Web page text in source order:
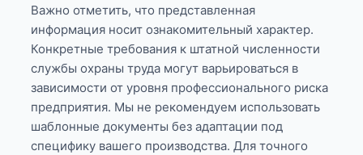
Важно отметить, что представленная
информация носит ознакомительный характер.
Конкретные требования к штатной численности
службы охраны труда могут варьироваться в
зависимости от уровня профессионального риска
предприятия. Мы не рекомендуем использовать
шаблонные документы без адаптации под
специфику вашего производства. Для точного